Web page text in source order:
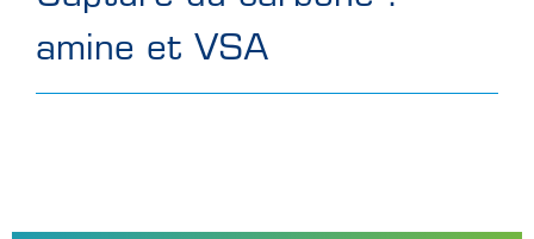
amine et VSA